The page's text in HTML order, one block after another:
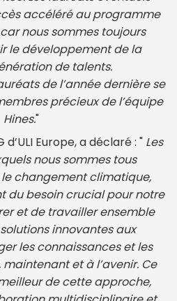
accéléré au programme
nous sommes toujours
le développement de la
de talents.
de l’année dernière se
précieux de l’équipe
Hines."
Europe, a déclaré : " Les
nous sommes tous
changement climatique,
du besoin crucial pour notre
et de travailler ensemble
innovantes aux
les connaissances et les
et à l’avenir. Ce
de cette approche,